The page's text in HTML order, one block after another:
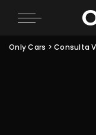
Only Cars >Consulta